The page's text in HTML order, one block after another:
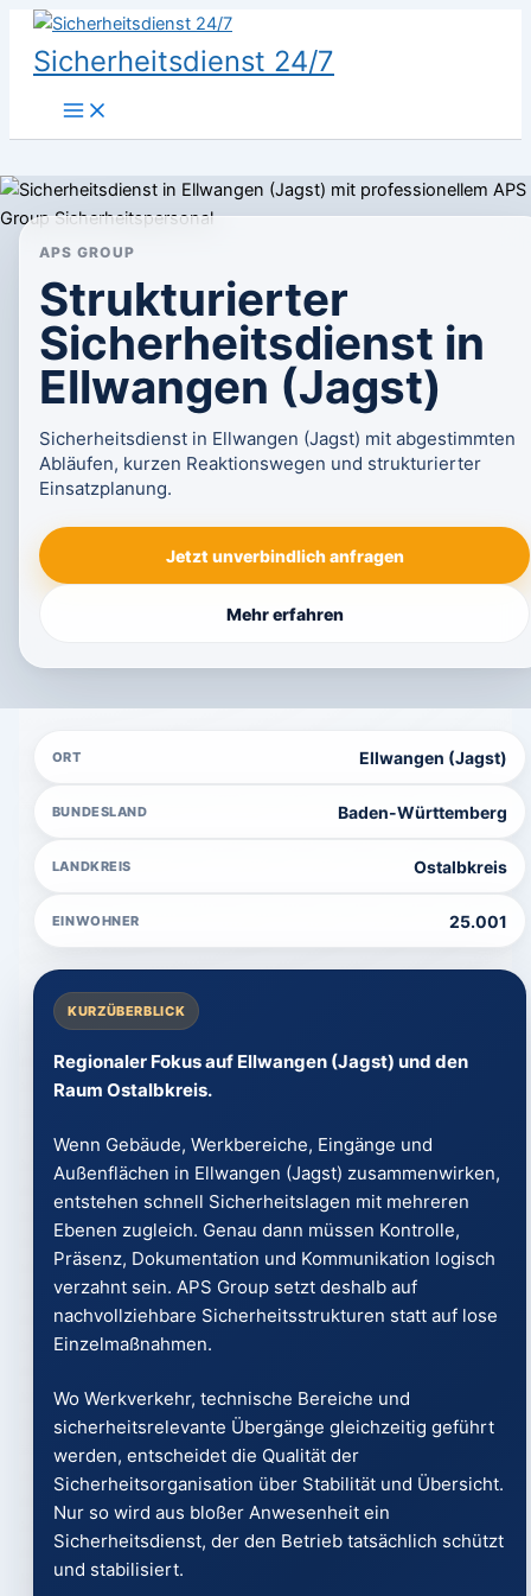
Zum
Inhalt
springen
Sicherheitsdienst 24/7
APS GROUP
Strukturierter
Sicherheitsdienst in
Ellwangen (Jagst)
Sicherheitsdienst in Ellwangen (Jagst) mit abgestimmten
Abläufen, kurzen Reaktionswegen und strukturierter
Einsatzplanung.
Jetzt unverbindlich anfragen
Mehr erfahren
ORT Ellwangen (Jagst)
BUNDESLAND Baden-Württemberg
LANDKREIS Ostalbkreis
EINWOHNER 25.001
KURZÜBERBLICK
Regionaler Fokus auf Ellwangen (Jagst) und den
Raum Ostalbkreis.
Wenn Gebäude, Werkbereiche, Eingänge und
Außenflächen in Ellwangen (Jagst) zusammenwirken,
entstehen schnell Sicherheitslagen mit mehreren
Ebenen zugleich. Genau dann müssen Kontrolle,
Präsenz, Dokumentation und Kommunikation logisch
verzahnt sein. APS Group setzt deshalb auf
nachvollziehbare Sicherheitsstrukturen statt auf lose
Einzelmaßnahmen.
Wo Werkverkehr, technische Bereiche und
sicherheitsrelevante Übergänge gleichzeitig geführt
werden, entscheidet die Qualität der
Sicherheitsorganisation über Stabilität und Übersicht.
Nur so wird aus bloßer Anwesenheit ein
Sicherheitsdienst, der den Betrieb tatsächlich schützt
und stabilisiert.